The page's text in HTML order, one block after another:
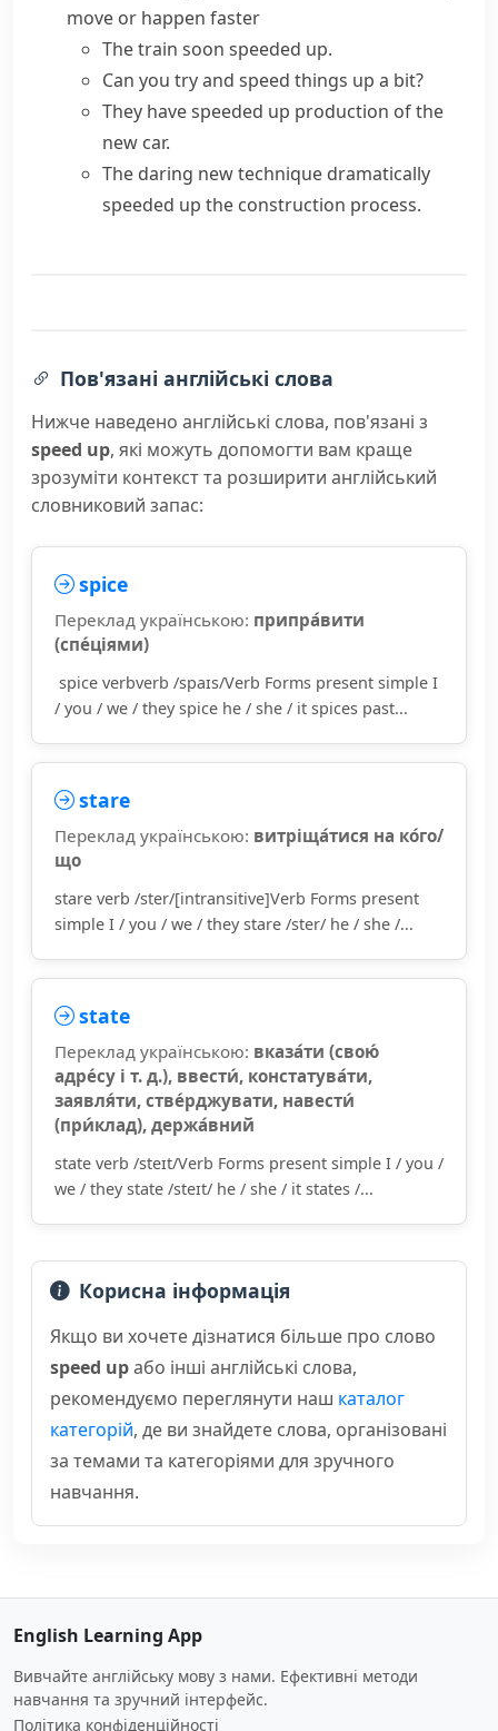
move or happen faster
The train soon speeded up.
Can you try and speed things up a bit?
They have speeded up production of the
new car.
The daring new technique dramatically
speeded up the construction process.
Пов'язані англійські слова
Нижче наведено англійські слова, пов'язані з
speed up, які можуть допомогти вам краще
зрозуміти контекст та розширити англійський
словниковий запас:
spice
Переклад українською: припра́вити
(спе́ціями)
spice verbverb /spaɪs/Verb Forms present simple I
/ you / we / they spice he / she / it spices past...
stare
Переклад українською: витріща́тися на ко́го/
що
stare verb /ster/[intransitive]Verb Forms present
simple I / you / we / they stare /ster/ he / she /...
state
Переклад українською: вказа́ти (свою́
адре́су і т. д.), ввести́, констатува́ти,
заявля́ти, стве́рджувати, навести́
(при́клад), держа́вний
state verb /steɪt/Verb Forms present simple I / you /
we / they state /steɪt/ he / she / it states /...
Корисна інформація
Якщо ви хочете дізнатися більше про слово
speed upабо інші англійські слова,
рекомендуємо переглянути наш каталог
категорій, де ви знайдете слова, організовані
за темами та категоріями для зручного
навчання.
English Learning App
Вивчайте англійську мову з нами. Ефективні методи
навчання та зручний інтерфейс.
Політика конфіденційності